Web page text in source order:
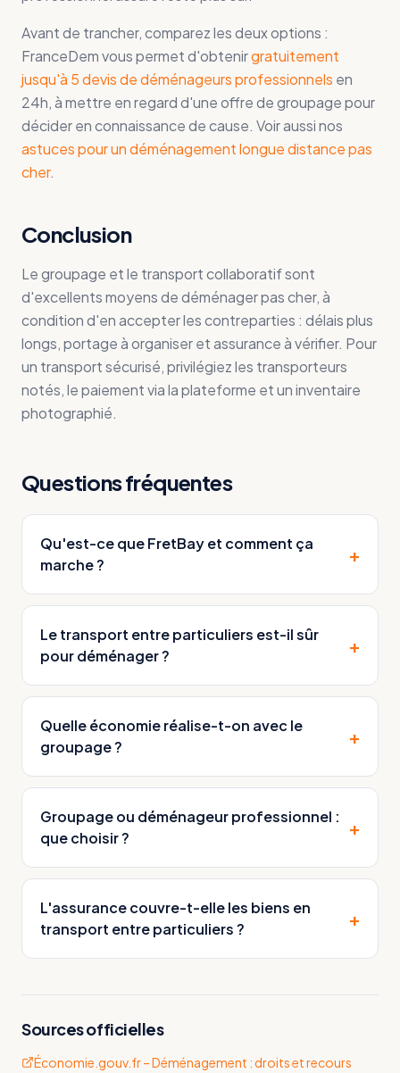
Avant de trancher, comparez les deux options :
FranceDem vous permet d'obtenirgratuitement
jusqu'à 5 devis de déménageurs professionnels en
24h, à mettre en regard d'une offre de groupage pour
décider en connaissance de cause. Voir aussi nos
astuces pour un déménagement longue distance pas
cher.
Conclusion
Le groupage et le transport collaboratif sont
d'excellents moyens de déménager pas cher, à
condition d'en accepter les contreparties : délais plus
longs, portage à organiser et assurance à vérifier. Pour
un transport sécurisé, privilégiez les transporteurs
notés, le paiement via la plateforme et un inventaire
photographié.
Questions fréquentes
Qu'est-ce que FretBay et comment ça
marche ?
+
Le transport entre particuliers est-il sûr
pour déménager ?
+
Quelle économie réalise-t-on avec le
groupage ?
+
Groupage ou déménageur professionnel :
que choisir ?
+
L'assurance couvre-t-elle les biens en
transport entre particuliers ?
+
Sources officielles
Économie.gouv.fr – Déménagement : droits et recours